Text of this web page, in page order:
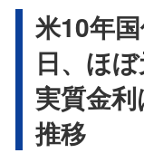
米10年
日、ほ
実質金
推移